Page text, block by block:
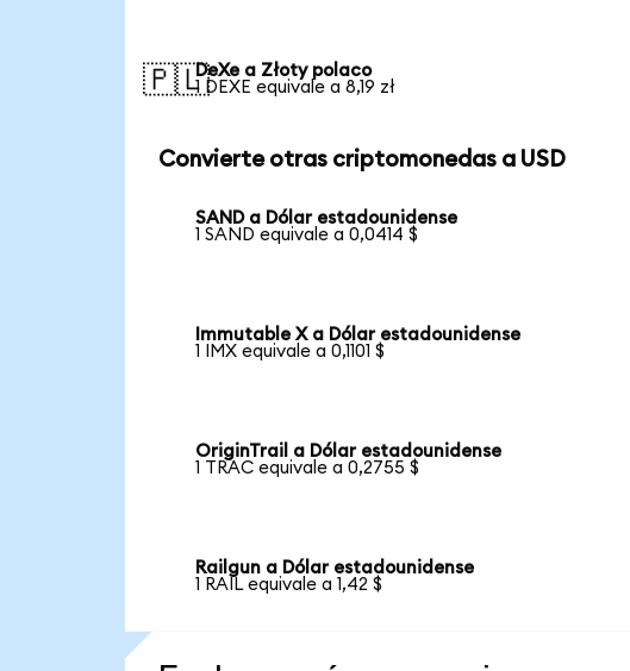
🇵🇱DeXe a Złoty polaco
1 DEXE equivale a 8,19 zł
Convierte otras criptomonedas a USD
SAND a Dólar estadounidense
1 SAND equivale a 0,0414 $
Immutable X a Dólar estadounidense
1 IMX equivale a 0,1101 $
OriginTrail a Dólar estadounidense
1 TRAC equivale a 0,2755 $
Railgun a Dólar estadounidense
1 RAIL equivale a 1,42 $